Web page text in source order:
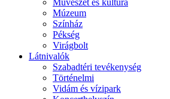
Művészet és kultúra
Múzeum
Színház
Pékség
Virágbolt
Látnivalók
Szabadtéri tevékenység
Történelmi
Vidám és vízipark